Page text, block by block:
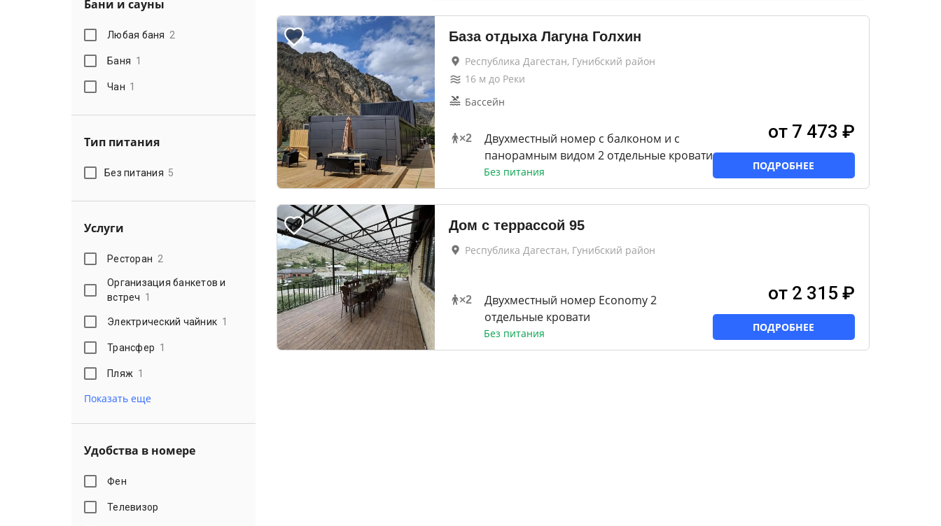
Бани и сауны
Любая баня 2
Баня 1
Чан 1
Тип питания
Без питания 5
Услуги
Ресторан 2
Организация банкетов и
встреч 1
Электрический чайник 1
Трансфер 1
Пляж 1
Показать еще
Удобства в номере
Фен
Телевизор
База отдыха Лагуна Голхин
Республика Дагестан, Гунибский район
16м до Реки
Бассейн
×2
Двухместный номер с балконом и с
панорамным видом 2 отдельные кровати
Без питания
от 7 473 ₽
ПОДРОБНЕЕ
Дом с террассой 95
Республика Дагестан, Гунибский район
×2
Двухместный номер Economy 2
отдельные кровати
Без питания
от 2 315 ₽
ПОДРОБНЕЕ